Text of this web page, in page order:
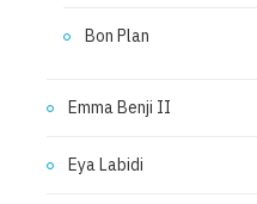
Bon Plan
Emma Benji II
Eya Labidi